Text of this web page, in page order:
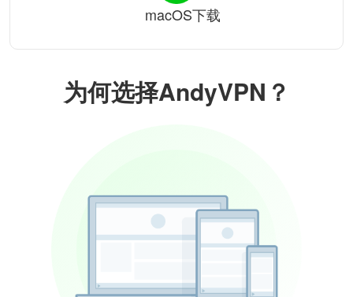
为何选择AndyVPN？
macOS下载